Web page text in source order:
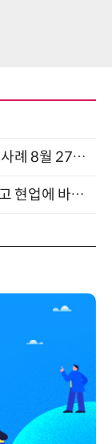
성과를 만드는 AI 에이전트 운영 전략 및 사례 8월 27일 개최
단 하루, 이론과 실습으로 하네스를 익히고 현업에 바로 쓰는 핸즈온 워크숍 (8/20)